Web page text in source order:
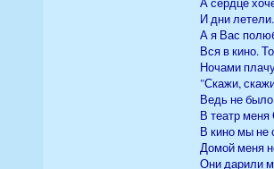
И дни
А я Вас
Вся в кино.
Ночами
"Скажи,
Ведь не
В театр
В кино мы не
Домой меня
Они дарили